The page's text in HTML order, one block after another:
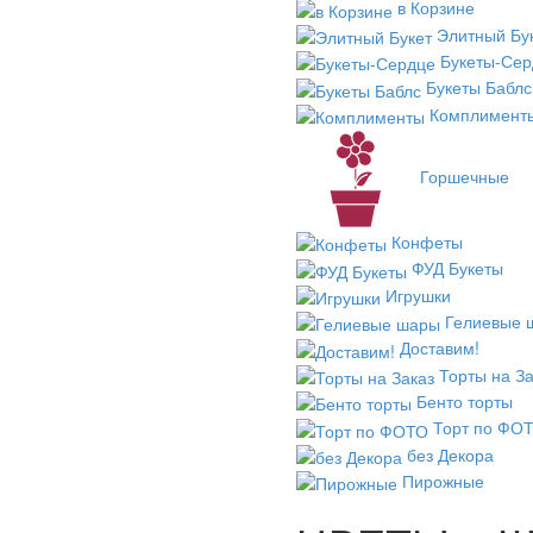
в Корзине
Элитный
Букеты-
Букеты Баблс
Горшечные
Конфеты
ФУД Букеты
Игрушки
Гелиевые
Доставим!
Торты на
Бенто торты
Торт по
без Декора
Пирожные